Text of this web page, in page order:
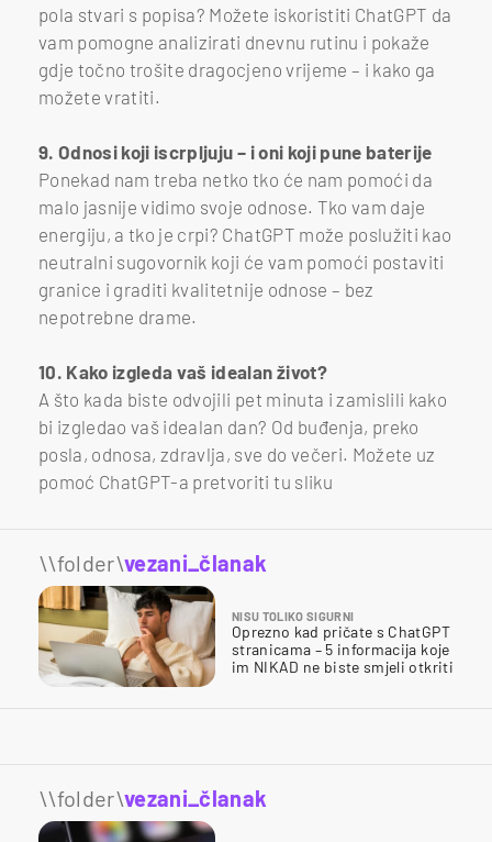
pola stvari s popisa? Možete iskoristiti ChatGPT da
vam pomogne analizirati dnevnu rutinu i pokaže
gdje točno trošite dragocjeno vrijeme – i kako ga
možete vratiti.
9. Odnosi koji iscrpljuju – i oni koji pune baterije
Ponekad nam treba netko tko će nam pomoći da
malo jasnije vidimo svoje odnose. Tko vam daje
energiju, a tko je crpi? ChatGPT može poslužiti kao
neutralni sugovornik koji će vam pomoći postaviti
granice i graditi kvalitetnije odnose – bez
nepotrebne drame.
10. Kako izgleda vaš idealan život?
A što kada biste odvojili pet minuta i zamislili kako
bi izgledao vaš idealan dan? Od buđenja, preko
posla, odnosa, zdravlja, sve do večeri. Možete uz
pomoć ChatGPT-a pretvoriti tu sliku
\\folder\vezani_članak
NISU TOLIKO SIGURNI
Oprezno kad pričate s ChatGPT
stranicama – 5 informacija koje
im NIKAD ne biste smjeli otkriti
\\folder\vezani_članak